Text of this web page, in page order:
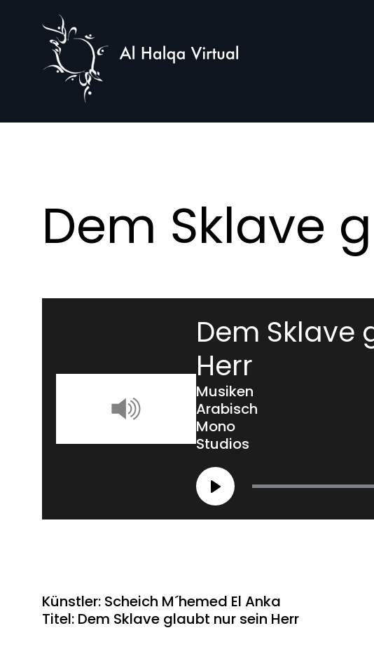
Al
Halqa
Dem Sklave
Dem Sklave
Herr
Musiken
Arabisch
Mono
Studios
Play
Künstler: Scheich M´hemed El Anka
Titel: Dem Sklave glaubt nur sein Herr